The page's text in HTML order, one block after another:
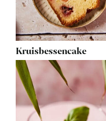
Kruisbessencake